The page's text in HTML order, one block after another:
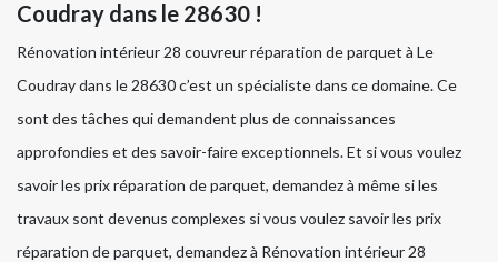
Coudray dans le 28630 !
Rénovation intérieur 28 couvreur réparation de parquet à Le
Coudray dans le 28630 c’est un spécialiste dans ce domaine. Ce
sont des tâches qui demandent plus de connaissances
approfondies et des savoir-faire exceptionnels. Et si vous voulez
savoir les prix réparation de parquet, demandez à même si les
travaux sont devenus complexes si vous voulez savoir les prix
réparation de parquet, demandez à Rénovation intérieur 28